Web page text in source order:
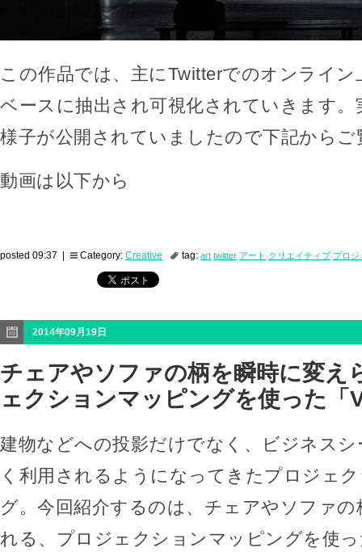
この作品では、主にTwitterでのオンライ
ベースに抽出され可視化されていきます。
様子が公開されていましたので下記からご
動画は以下から
posted 09:37 | Category: Creative tag: art twitter アート クリエイティブ プロジ
2014年09月19日
チェアやソファの柄を瞬時に変え
ェクションマッピングを使った「
建物などへの投影だけでなく、ビジネス
く利用されるようになってきたプロジェ
グ。今回紹介するのは、チェアやソファ
れる、プロジェクションマッピングを使